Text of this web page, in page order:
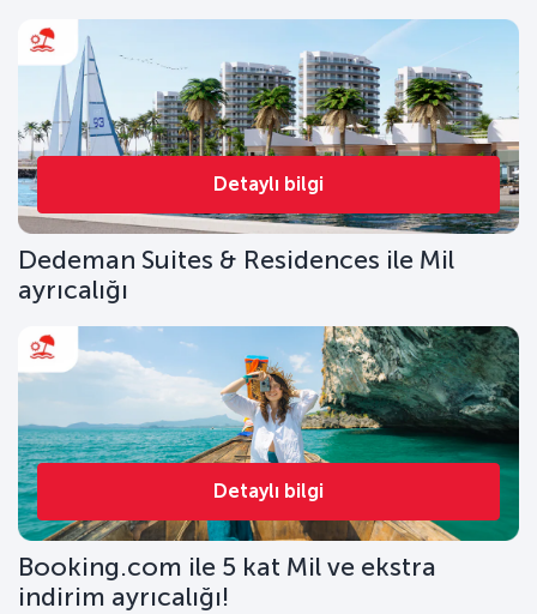
Detaylı bilgi
Dedeman Suites & Residences ile Mil
ayrıcalığı
Detaylı bilgi
Booking.com ile 5 kat Mil ve ekstra
indirim ayrıcalığı!